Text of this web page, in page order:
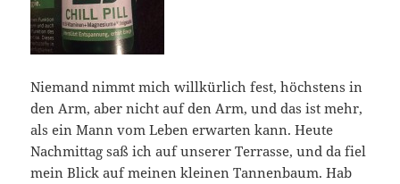
Niemand nimmt mich willkürlich fest, höchstens in
den Arm, aber nicht auf den Arm, und das ist mehr,
als ein Mann vom Leben erwarten kann. Heute
Nachmittag saß ich auf unserer Terrasse, und da fiel
mein Blick auf meinen kleinen Tannenbaum. Hab